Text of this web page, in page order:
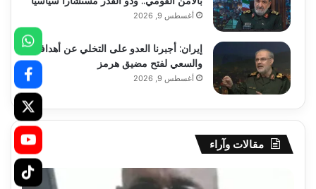
أغسطس 9, 2026
إيران: أجبرنا العدو على التخلي عن أهدافه
والسعي لفتح مضيق هرمز
أغسطس 9, 2026
مقالات وآراء